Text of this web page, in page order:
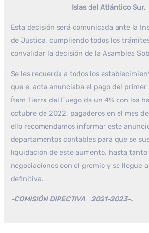
Islas del Atlántico Sur.
Esta decisión será comunicada ante la
de Justica, cumpliendo todos los
convalidar la decisión de la Asamblea
Se les recuerda a todos los
que el acta anunciaba el pago del primer
Ítem Tierra del Fuego de un 4% con los
octubre de 2022, pagaderos en el mes
ello recomendamos informar este
departamentos contables para que se
liquidación de este aumento, hasta tanto
negociaciones con el gremio y se llegue
definitiva.
-COMISIÓN DIRECTIVA 2021-2023-.